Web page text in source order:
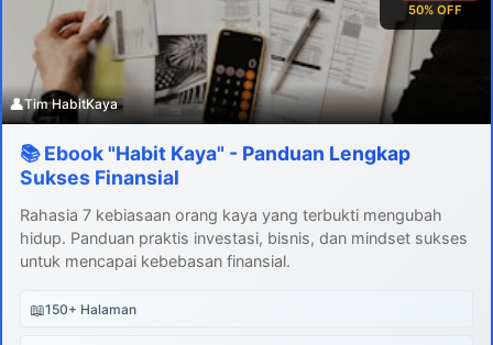
50% OFF
👤Tim HabitKaya
📚 Ebook "Habit Kaya" - Panduan Lengkap
Sukses Finansial
Rahasia 7 kebiasaan orang kaya yang terbukti mengubah
hidup. Panduan praktis investasi, bisnis, dan mindset sukses
untuk mencapai kebebasan finansial.
📖150+ Halaman